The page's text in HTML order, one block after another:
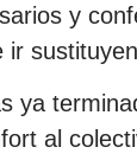
y
ya
al